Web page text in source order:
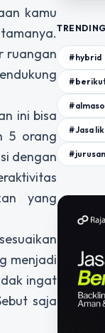
kamu
ruangan
ini bisa
5 orang
dengan
yang
menjadi
ingat
saja
#hybrid
#Jasa